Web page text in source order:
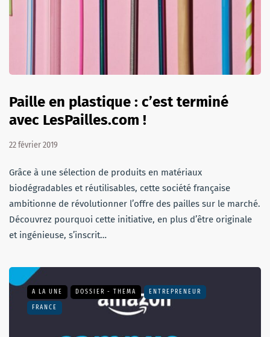
Paille en plastique : c’est terminé
avec LesPailles.com !
22 février 2019
Grâce à une sélection de produits en matériaux
biodégradables et réutilisables, cette société française
ambitionne de révolutionner l’offre des pailles sur le marché.
Découvrez pourquoi cette initiative, en plus d’être originale
et ingénieuse, s’inscrit…
A LA UNE DOSSIER - THEMA ENTREPRENEUR
FRANCE